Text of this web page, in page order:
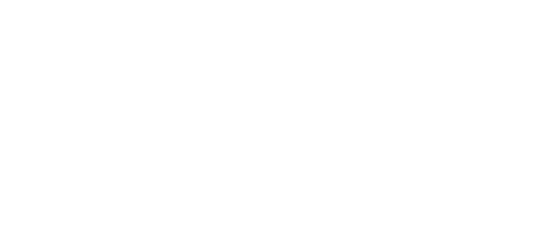
antes de aceptarlo.
instrucciones por parte de él; sin embargo, Isaías